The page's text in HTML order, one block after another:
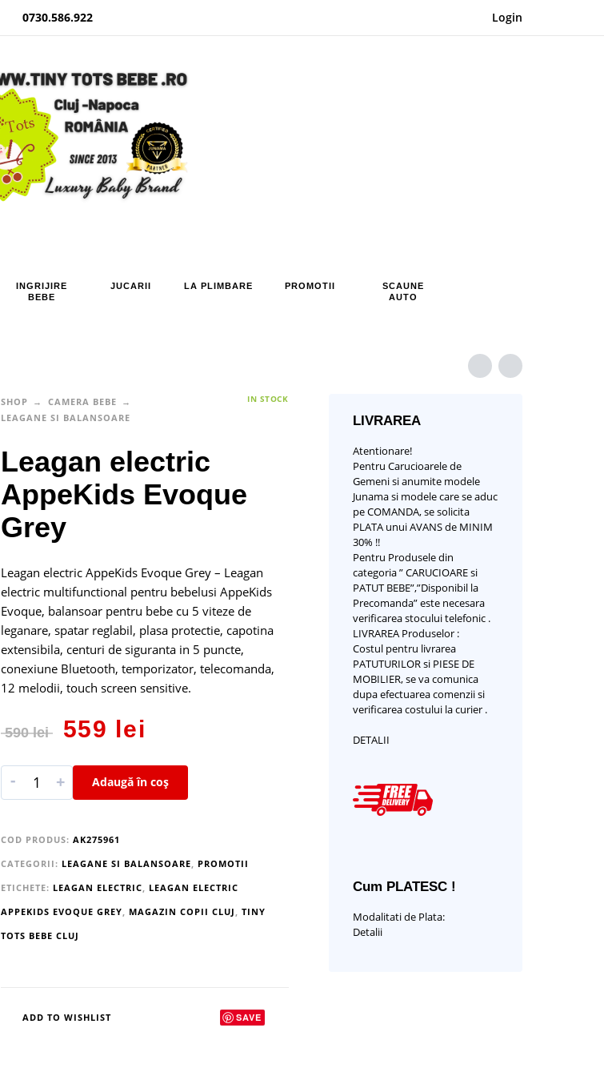
0730.586.922 Login
INGRIJIRE
BEBE
JUCARII LA PLIMBARE PROMOTII
SCAUNE
AUTO
SHOP
CAMERA BEBE
LEAGANE SI BALANSOARE
IN STOCK
Leagan electric
AppeKids Evoque
Grey
Leagan electric AppeKids Evoque Grey – Leagan
electric multifunctional pentru bebelusi AppeKids
Evoque, balansoar pentru bebe cu 5 viteze de
leganare, spatar reglabil, plasa protectie, capotina
extensibila, centuri de siguranta in 5 puncte,
conexiune Bluetooth, temporizator, telecomanda,
12 melodii, touch screen sensitive.
590lei 559 lei
- + Adaugă în coș
COD PRODUS: AK275961
CATEGORII: LEAGANE SI BALANSOARE
PROMOTII
ETICHETE: LEAGAN ELECTRIC
LEAGAN ELECTRIC
APPEKIDS EVOQUE GREY
MAGAZIN COPII CLUJ
TINY
TOTS BEBE CLUJ
ADD TO WISHLIST SAVE
LIVRAREA
Atentionare!
Pentru Carucioarele de
Gemeni si anumite modele
Junama si modele care se aduc
pe COMANDA, se solicita
PLATA unui AVANS de MINIM
30% !!
Pentru Produsele din
categoria ” CARUCIOARE si
PATUT BEBE”,”Disponibil la
Precomanda” este necesara
verificarea stocului telefonic .
LIVRAREA Produselor :
Costul pentru livrarea
PATUTURILOR si PIESE DE
MOBILIER, se va comunica
dupa efectuarea comenzii si
verificarea costului la curier .
DETALII
Cum PLATESC !
Modalitati de Plata:
Detalii